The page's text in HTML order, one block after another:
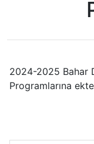
2024-2025 Bahar
Programlarına